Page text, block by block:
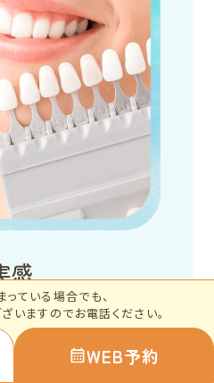
感
科の
ング
使用するため、1回
ている場合でも、
いますのでお電話ください。
WEB予約